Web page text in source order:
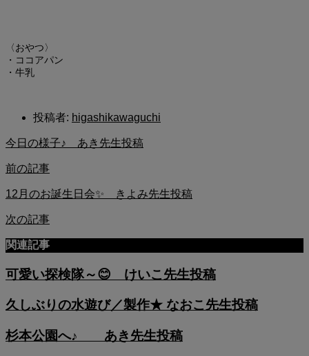
〈おやつ〉
・ココアパン
・牛乳
投稿者: higashikawaguchi
今日の様子♪ あき先生投稿
前の記事
12月のお誕生日会✨ きよみ先生投稿
次の記事
関連記事
可愛い探検隊～😊 けいこ先生投稿
久しぶりの水遊び／製作★ なおこ先生投稿
杉本公園へ♪ あき先生投稿